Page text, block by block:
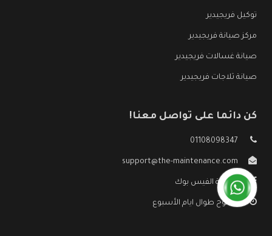
توكيل فريجيدير
مركز صيانة فريجيدير
صيانة غسالات فريجيدير
صيانة ثلاجات فريجيدير
كن دائما على تواصل معنا!
01108098347
support@the-maintenance.com
صفحة الفيس بوك
مفتوح طوال ايام الأسبوع